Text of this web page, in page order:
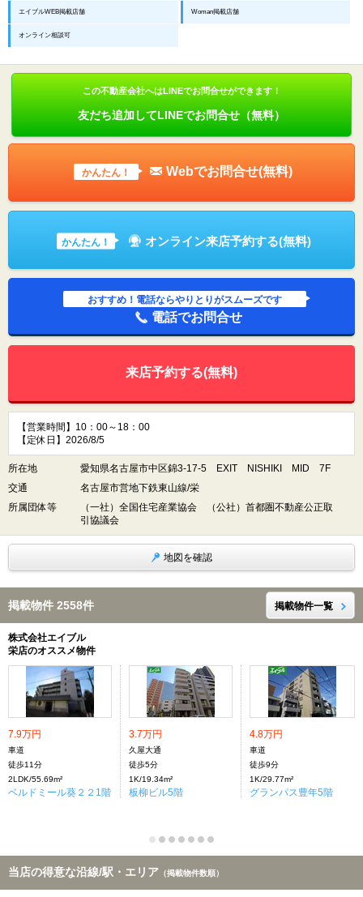
エイブルWEB掲載店舗 Woman掲載店舗
オンライン相談可
この不動産会社へはLINEでお問合せができます！
友だち追加してLINEでお問合せ（無料）
かんたん！ Webでお問合せ(無料)
かんたん！ オンライン来店予約する(無料)
おすすめ！電話ならやりとりがスムーズです
電話でお問合せ
来店予約する(無料)
【営業時間】10：00～18：00
【定休日】2026/8/5
所在地
愛知県名古屋市中区錦3-17-5 EXIT NISHIKI MID 7F
交通
名古屋市営地下鉄東山線/栄
所属団体等
（一社）全国住宅産業協会 （公社）首都圏不動産公正取
引協議会
地図を確認
掲載物件 2558件 掲載物件一覧
株式会社エイブル
栄店のオススメ物件
7.9万円
車道
徒歩11分
2LDK/55.69m²
ベルドミール葵２２1階
3.7万円
久屋大通
徒歩5分
1K/19.34m²
板柳ビル5階
4.8万円
車道
徒歩9分
1K/29.77m²
グランパス豊年5階
当店の得意な沿線/駅・エリア （掲載物件数順）